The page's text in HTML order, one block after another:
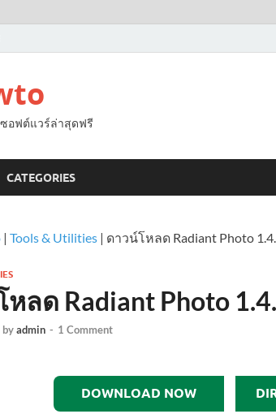
อฟต์แวร์ล่าสุดฟรี
CATEGORIES
| Tools & Utilities | ดาวน์โหลด Radiant Photo
ลด Radiant Photo
byadmin - 1 Comment
DOWNLOAD NOW